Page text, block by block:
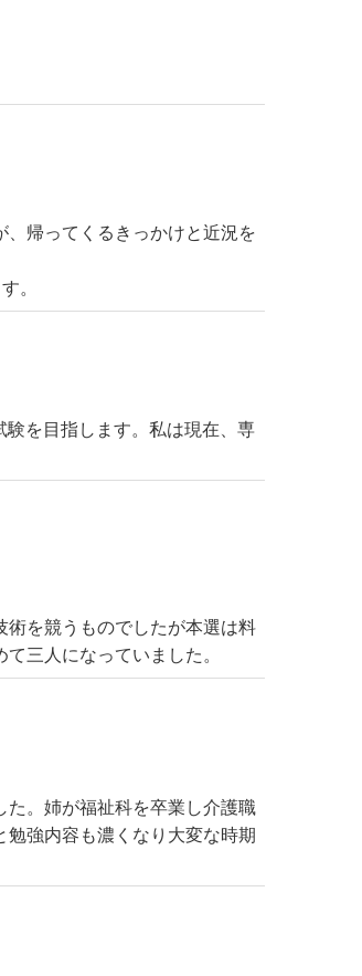
帰ってくるきっかけと近況を
。
を目指します。私は現在、専
を競うものでしたが本選は料
三人になっていました。
。姉が福祉科を卒業し介護職
強内容も濃くなり大変な時期